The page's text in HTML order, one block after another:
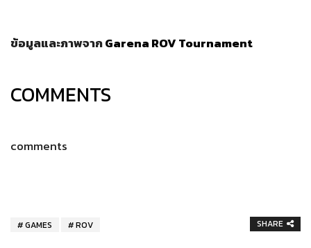
ข้อมูลและภาพจากGarena ROV Tournament
COMMENTS
comments
GAMES ROV SHARE